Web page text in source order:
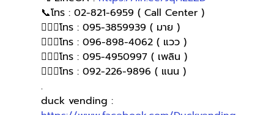
📞โทร : 02-821-6959 ( Call Center )
🙋🏻‍♀️โทร : 095-3859939 ( มาย )
🙋🏻‍♀โทร : 096-898-4062 ( แวว )
🙋🏻‍♀โทร : 095-4950997 ( เพลิน )
🙋🏻‍♀️โทร : 092-226-9896 ( แนน )
.
duck vending :